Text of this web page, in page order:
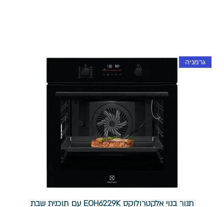
גרמניה
תנור בנוי אלקטרולוקס EOH6229K עם תוכנית שבת